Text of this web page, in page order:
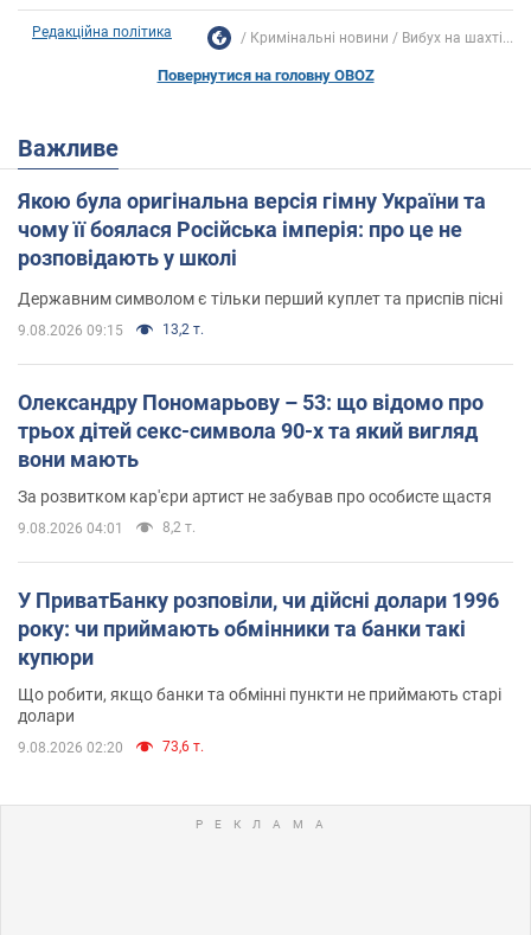
Редакційна політика Кримінальні новини Вибух на шахті...
Повернутися на головну OBOZ
Важливе
Якою була оригінальна версія гімну України та
чому її боялася Російська імперія: про це не
розповідають у школі
Державним символом є тільки перший куплет та приспів пісні
9.08.2026 09:15 13,2 т.
Олександру Пономарьову – 53: що відомо про
трьох дітей секс-символа 90-х та який вигляд
вони мають
За розвитком кар'єри артист не забував про особисте щастя
9.08.2026 04:01 8,2 т.
У ПриватБанку розповіли, чи дійсні долари 1996
року: чи приймають обмінники та банки такі
купюри
Що робити, якщо банки та обмінні пункти не приймають старі
долари
9.08.2026 02:20 73,6 т.